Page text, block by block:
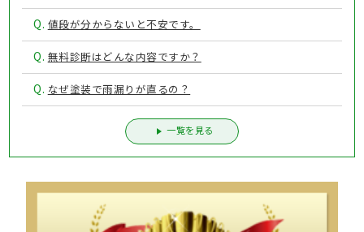
Q. 値段が分からないと不安です。
Q. 無料診断はどんな内容ですか？
Q. なぜ塗装で雨漏りが直るの？
一覧を見る